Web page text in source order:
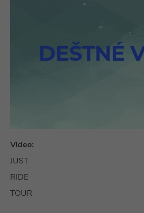
Video:
JUST
RIDE
TOUR